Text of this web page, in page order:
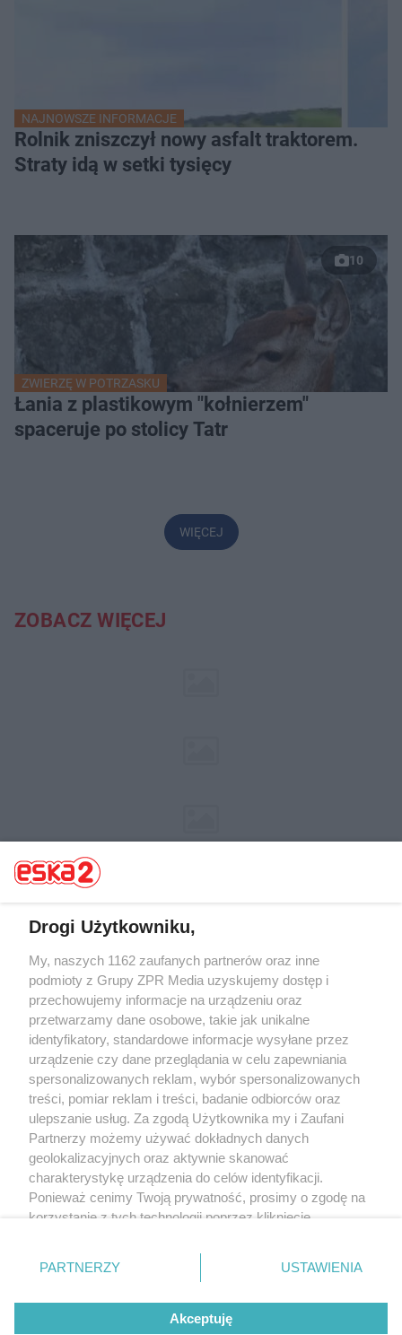
NAJNOWSZE INFORMACJE
Rolnik zniszczył nowy asfalt traktorem.
Straty idą w setki tysięcy
10
ZWIERZĘ W POTRZASKU
Łania z plastikowym "kołnierzem"
spaceruje po stolicy Tatr
WIĘCEJ
ZOBACZ WIĘCEJ
Żaden utwór zamieszczony w serwisie nie może być powielany i
rozpowszechniany lub dalej rozpowszechniany w jakikolwiek sposób (w
tym także elektroniczny lub mechaniczny) na jakimkolwiek polu
eksploatacji w jakiejkolwiek formie, włącznie z umieszczaniem w Internecie
bez pisemnej zgody właściciela praw. Jakiekolwiek użycie lub
wykorzystanie utworów w całości lub w części z naruszeniem prawa, tzn.
bez właściwej zgody, jest zabronione pod groźbą kary i może być ścigane
prawnie.
Informacje prawne
Nasze serwisy
Drogi Użytkowniku,
My, naszych 1162 zaufanych partnerów oraz inne
podmioty z Grupy ZPR Media uzyskujemy dostęp i
przechowujemy informacje na urządzeniu oraz
przetwarzamy dane osobowe, takie jak unikalne
identyfikatory, standardowe informacje wysyłane przez
urządzenie czy dane przeglądania w celu zapewniania
spersonalizowanych reklam, wybór spersonalizowanych
treści, pomiar reklam i treści, badanie odbiorców oraz
ulepszanie usług. Za zgodą Użytkownika my i Zaufani
Partnerzy możemy używać dokładnych danych
geolokalizacyjnych oraz aktywnie skanować
charakterystykę urządzenia do celów identyfikacji.
Ponieważ cenimy Twoją prywatność, prosimy o zgodę na
korzystanie z tych technologii poprzez kliknięcie
zmienić/wycofać klikając przycisk ustawień prywatności
znajdujący się w lewym dolnym rogu strony
rodzaje przetwarzania danych nie wymagają zgody
użytkownika, ale masz prawo sprzeciwić się takiemu
PARTNERZY USTAWIENIA
Akceptuję